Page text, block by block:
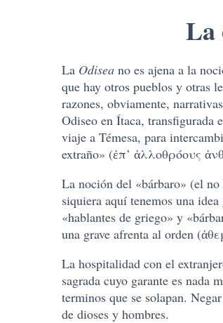
La
La Odisea no es ajena a la
que hay otros pueblos y otras
razones, obviamente,
Odiseo en Ítaca, transfigurada
viaje a Témesa, para
extraño» (ἐπ’ ἀλλοθρόους
La noción del «bárbaro» (el
siquiera aquí tenemos una
«hablantes de griego» y
una grave afrenta al orden
La hospitalidad con el
sagrada cuyo garante es nada
terminos que se solapan.
de dioses y hombres.